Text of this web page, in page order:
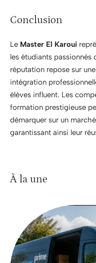
Conclusion
Le Master El Karoui
les étudiants passionnés
réputation repose sur
intégration
élèves influent. Les
formation prestigieuse
démarquer sur un
garantissant ainsi leur
À la une